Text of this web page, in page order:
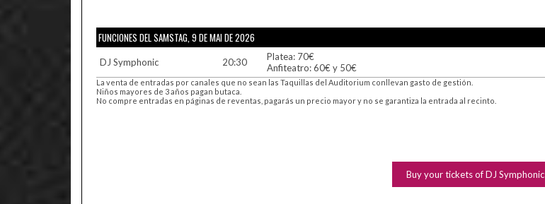
FUNCIONES DEL SAMSTAG, 9 DE MAI DE 2026
DJ Symphonic 20:30
Platea: 70€
Anfiteatro: 60€ y 50€
La venta de entradas por canales que no sean las Taquillas del Auditorium conllevan gasto de gestión.
Niños mayores de 3 años pagan butaca.
No compre entradas en páginas de reventas, pagarás un precio mayor y no se garantiza la entrada al recinto.
Buy your tickets of DJ Symphonic